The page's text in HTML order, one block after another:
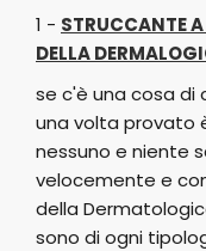
1 - STRUCCANTE A
DELLA
se c'è una cosa di
una volta provato
nessuno e niente
velocemente e
della
sono di ogni